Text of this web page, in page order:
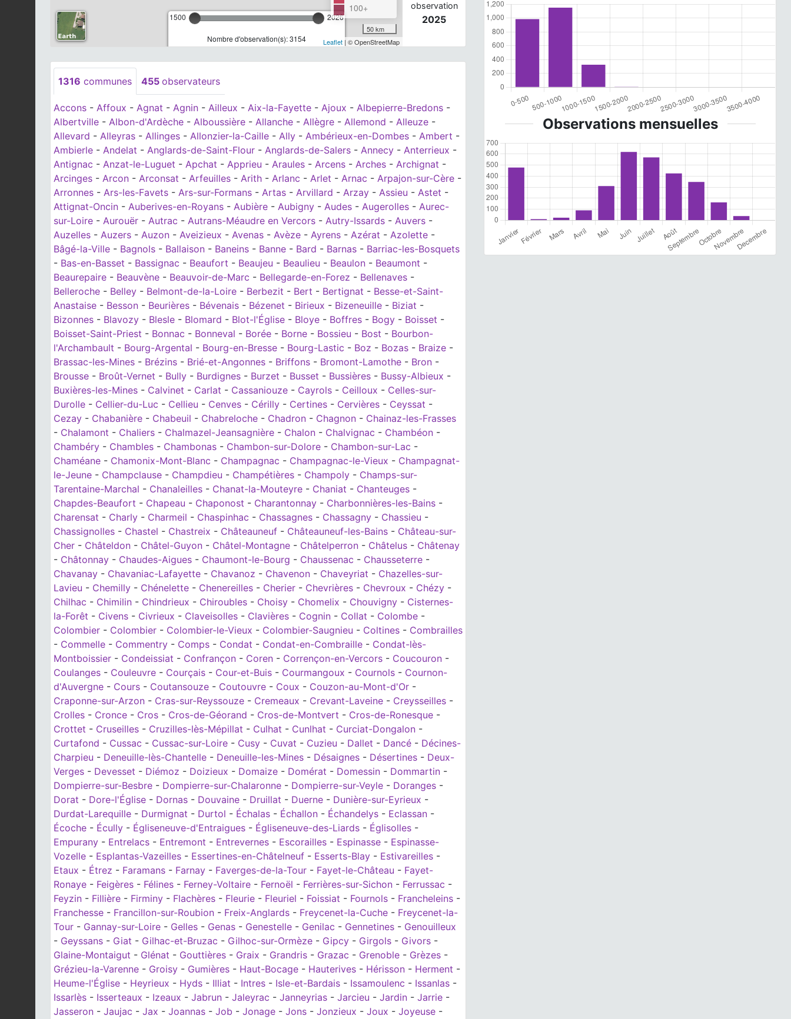
1500 2026
Nombre d'observation(s): 3154
100+
50 km
Leaflet| © OpenStreetMap
observation
2025
1316 communes 455 observateurs
Accons - Affoux - Agnat - Agnin - Ailleux - Aix-la-Fayette - Ajoux - Albepierre-Bredons -
Albertville - Albon-d'Ardèche - Alboussière - Allanche - Allègre - Allemond - Alleuze -
Allevard - Alleyras - Allinges - Allonzier-la-Caille - Ally - Ambérieux-en-Dombes - Ambert -
Ambierle - Andelat - Anglards-de-Saint-Flour - Anglards-de-Salers - Annecy - Anterrieux -
Antignac - Anzat-le-Luguet - Apchat - Apprieu - Araules - Arcens - Arches - Archignat -
Arcinges - Arcon - Arconsat - Arfeuilles - Arith - Arlanc - Arlet - Arnac - Arpajon-sur-Cère -
Arronnes - Ars-les-Favets - Ars-sur-Formans - Artas - Arvillard - Arzay - Assieu - Astet -
Attignat-Oncin - Auberives-en-Royans - Aubière - Aubigny - Audes - Augerolles - Aurec-
sur-Loire - Aurouër - Autrac - Autrans-Méaudre en Vercors - Autry-Issards - Auvers -
Auzelles - Auzers - Auzon - Aveizieux - Avenas - Avèze - Ayrens - Azérat - Azolette -
Bâgé-la-Ville - Bagnols - Ballaison - Baneins - Banne - Bard - Barnas - Barriac-les-Bosquets
- Bas-en-Basset - Bassignac - Beaufort - Beaujeu - Beaulieu - Beaulon - Beaumont -
Beaurepaire - Beauvène - Beauvoir-de-Marc - Bellegarde-en-Forez - Bellenaves -
Belleroche - Belley - Belmont-de-la-Loire - Berbezit - Bert - Bertignat - Besse-et-Saint-
Anastaise - Besson - Beurières - Bévenais - Bézenet - Birieux - Bizeneuille - Biziat -
Bizonnes - Blavozy - Blesle - Blomard - Blot-l'Église - Bloye - Boffres - Bogy - Boisset -
Boisset-Saint-Priest - Bonnac - Bonneval - Borée - Borne - Bossieu - Bost - Bourbon-
l'Archambault - Bourg-Argental - Bourg-en-Bresse - Bourg-Lastic - Boz - Bozas - Braize -
Brassac-les-Mines - Brézins - Brié-et-Angonnes - Briffons - Bromont-Lamothe - Bron -
Brousse - Broût-Vernet - Bully - Burdignes - Burzet - Busset - Bussières - Bussy-Albieux -
Buxières-les-Mines - Calvinet - Carlat - Cassaniouze - Cayrols - Ceilloux - Celles-sur-
Durolle - Cellier-du-Luc - Cellieu - Cenves - Cérilly - Certines - Cervières - Ceyssat -
Cezay - Chabanière - Chabeuil - Chabreloche - Chadron - Chagnon - Chainaz-les-Frasses
- Chalamont - Chaliers - Chalmazel-Jeansagnière - Chalon - Chalvignac - Chambéon -
Chambéry - Chambles - Chambonas - Chambon-sur-Dolore - Chambon-sur-Lac -
Chaméane - Chamonix-Mont-Blanc - Champagnac - Champagnac-le-Vieux - Champagnat-
le-Jeune - Champclause - Champdieu - Champétières - Champoly - Champs-sur-
Tarentaine-Marchal - Chanaleilles - Chanat-la-Mouteyre - Chaniat - Chanteuges -
Chapdes-Beaufort - Chapeau - Chaponost - Charantonnay - Charbonnières-les-Bains -
Charensat - Charly - Charmeil - Chaspinhac - Chassagnes - Chassagny - Chassieu -
Chassignolles - Chastel - Chastreix - Châteauneuf - Châteauneuf-les-Bains - Château-sur-
Cher - Châteldon - Châtel-Guyon - Châtel-Montagne - Châtelperron - Châtelus - Châtenay
- Châtonnay - Chaudes-Aigues - Chaumont-le-Bourg - Chaussenac - Chausseterre -
Chavanay - Chavaniac-Lafayette - Chavanoz - Chavenon - Chaveyriat - Chazelles-sur-
Lavieu - Chemilly - Chénelette - Chenereilles - Cherier - Chevrières - Chevroux - Chézy -
Chilhac - Chimilin - Chindrieux - Chiroubles - Choisy - Chomelix - Chouvigny - Cisternes-
la-Forêt - Civens - Civrieux - Claveisolles - Clavières - Cognin - Collat - Colombe -
Colombier - Colombier - Colombier-le-Vieux - Colombier-Saugnieu - Coltines - Combrailles
- Commelle - Commentry - Comps - Condat - Condat-en-Combraille - Condat-lès-
Montboissier - Condeissiat - Confrançon - Coren - Corrençon-en-Vercors - Coucouron -
Coulanges - Couleuvre - Courçais - Cour-et-Buis - Courmangoux - Cournols - Cournon-
d'Auvergne - Cours - Coutansouze - Coutouvre - Coux - Couzon-au-Mont-d'Or -
Craponne-sur-Arzon - Cras-sur-Reyssouze - Cremeaux - Crevant-Laveine - Creysseilles -
Crolles - Cronce - Cros - Cros-de-Géorand - Cros-de-Montvert - Cros-de-Ronesque -
Crottet - Cruseilles - Cruzilles-lès-Mépillat - Culhat - Cunlhat - Curciat-Dongalon -
Curtafond - Cussac - Cussac-sur-Loire - Cusy - Cuvat - Cuzieu - Dallet - Dancé - Décines-
Charpieu - Deneuille-lès-Chantelle - Deneuille-les-Mines - Désaignes - Désertines - Deux-
Verges - Devesset - Diémoz - Doizieux - Domaize - Domérat - Domessin - Dommartin -
Dompierre-sur-Besbre - Dompierre-sur-Chalaronne - Dompierre-sur-Veyle - Doranges -
Dorat - Dore-l'Église - Dornas - Douvaine - Druillat - Duerne - Dunière-sur-Eyrieux -
Durdat-Larequille - Durmignat - Durtol - Échalas - Échallon - Échandelys - Eclassan -
Écoche - Écully - Égliseneuve-d'Entraigues - Égliseneuve-des-Liards - Églisolles -
Empurany - Entrelacs - Entremont - Entrevernes - Escorailles - Espinasse - Espinasse-
Vozelle - Esplantas-Vazeilles - Essertines-en-Châtelneuf - Esserts-Blay - Estivareilles -
Etaux - Étrez - Faramans - Farnay - Faverges-de-la-Tour - Fayet-le-Château - Fayet-
Ronaye - Feigères - Félines - Ferney-Voltaire - Fernoël - Ferrières-sur-Sichon - Ferrussac -
Feyzin - Fillière - Firminy - Flachères - Fleurie - Fleuriel - Foissiat - Fournols - Francheleins -
Franchesse - Francillon-sur-Roubion - Freix-Anglards - Freycenet-la-Cuche - Freycenet-la-
Tour - Gannay-sur-Loire - Gelles - Genas - Genestelle - Genilac - Gennetines - Genouilleux
- Geyssans - Giat - Gilhac-et-Bruzac - Gilhoc-sur-Ormèze - Gipcy - Girgols - Givors -
Glaine-Montaigut - Glénat - Gouttières - Graix - Grandris - Grazac - Grenoble - Grèzes -
Grézieu-la-Varenne - Groisy - Gumières - Haut-Bocage - Hauterives - Hérisson - Herment -
Heume-l'Église - Heyrieux - Hyds - Illiat - Intres - Isle-et-Bardais - Issamoulenc - Issanlas -
Issarlès - Isserteaux - Izeaux - Jabrun - Jaleyrac - Janneyrias - Jarcieu - Jardin - Jarrie -
Jasseron - Jaujac - Jax - Joannas - Job - Jonage - Jons - Jonzieux - Joux - Joyeuse -
Observations mensuelles